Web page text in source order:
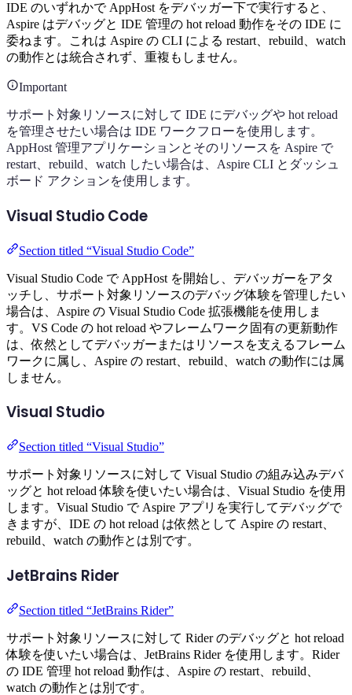
IDE のいずれかで AppHost をデバッガー下で実行すると、
Aspire はデバッグと IDE 管理の hot reload 動作をその IDE に
委ねます。これは Aspire の CLI による restart、rebuild、watch
の動作とは統合されず、重複もしません。
Important
サポート対象リソースに対して IDE にデバッグや hot reload
を管理させたい場合は IDE ワークフローを使用します。
AppHost 管理アプリケーションとそのリソースを Aspire で
restart、rebuild、watch したい場合は、Aspire CLI とダッシュ
ボード アクションを使用します。
Visual Studio Code
Section titled “Visual Studio Code”
Visual Studio Code で AppHost を開始し、デバッガーをアタ
ッチし、サポート対象リソースのデバッグ体験を管理したい
場合は、Aspire の Visual Studio Code 拡張機能を使用しま
す。VS Code の hot reload やフレームワーク固有の更新動作
は、依然としてデバッガーまたはリソースを支えるフレーム
ワークに属し、Aspire の restart、rebuild、watch の動作には属
しません。
Visual Studio
Section titled “Visual Studio”
サポート対象リソースに対して Visual Studio の組み込みデバ
ッグと hot reload 体験を使いたい場合は、Visual Studio を使用
します。Visual Studio で Aspire アプリを実行してデバッグで
きますが、IDE の hot reload は依然として Aspire の restart、
rebuild、watch の動作とは別です。
JetBrains Rider
Section titled “JetBrains Rider”
サポート対象リソースに対して Rider のデバッグと hot reload
体験を使いたい場合は、JetBrains Rider を使用します。Rider
の IDE 管理 hot reload 動作は、Aspire の restart、rebuild、
watch の動作とは別です。